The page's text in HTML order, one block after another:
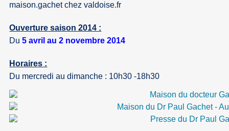
maison.gachetchezvaldoise.fr
Ouverture saison 2014 :
Du5 avril au 2 novembre 2014
Horaires :
Du mercredi au dimanche : 10h30 -18h30